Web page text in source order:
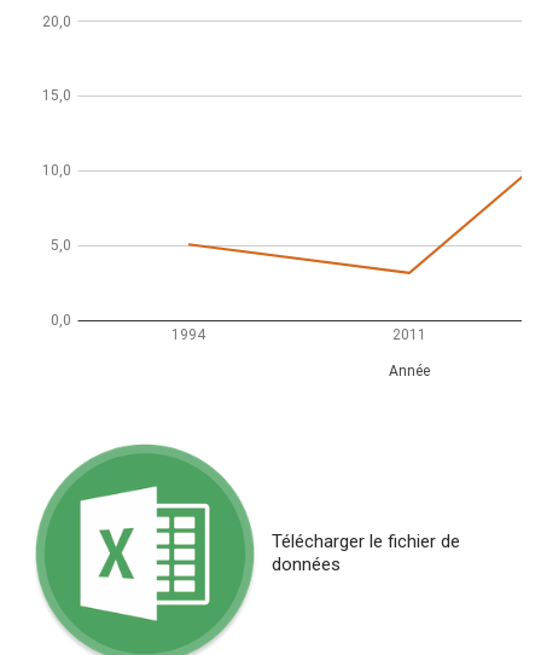
Télécharger le fichier de
données